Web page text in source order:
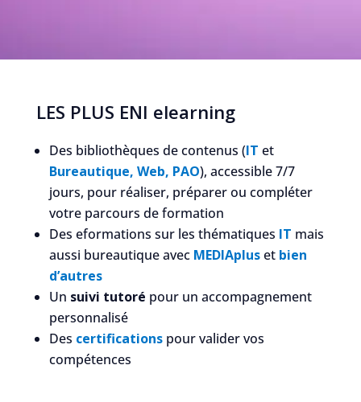
LES PLUS ENI elearning
Des bibliothèques de contenus (IT et
Bureautique, Web, PAO), accessible 7/7
jours, pour réaliser, préparer ou compléter
votre parcours de formation
Des eformations sur les thématiques IT mais
aussi bureautique avec MEDIApluset bien
d’autres
Un suivi tutoré pour un accompagnement
personnalisé
Des certificationspour valider vos
compétences